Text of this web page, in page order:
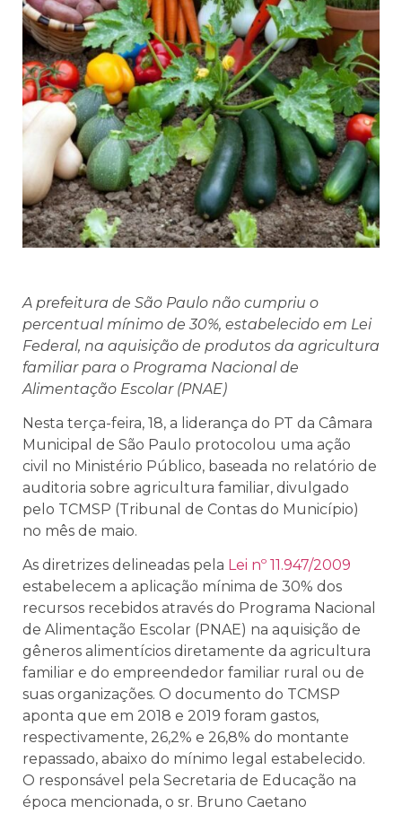
A prefeitura de São Paulo não cumpriu o
percentual mínimo de 30%, estabelecido em Lei
Federal, na aquisição de produtos da agricultura
familiar para o Programa Nacional de
Alimentação Escolar (PNAE)
Nesta terça-feira, 18, a liderança do PT da Câmara
Municipal de São Paulo protocolou uma ação
civil no Ministério Público, baseada no relatório de
auditoria sobre agricultura familiar, divulgado
pelo TCMSP (Tribunal de Contas do Município)
no mês de maio.
As diretrizes delineadas pela Lei nº 11.947/2009
estabelecem a aplicação mínima de 30% dos
recursos recebidos através do Programa Nacional
de Alimentação Escolar (PNAE) na aquisição de
gêneros alimentícios diretamente da agricultura
familiar e do empreendedor familiar rural ou de
suas organizações. O documento do TCMSP
aponta que em 2018 e 2019 foram gastos,
respectivamente, 26,2% e 26,8% do montante
repassado, abaixo do mínimo legal estabelecido.
O responsável pela Secretaria de Educação na
época mencionada, o sr. Bruno Caetano